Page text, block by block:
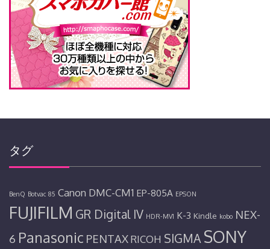
タグ
BenQ Botvac 85 Canon DMC-CM1 EP-805A EPSON
FUJIFILM GR Digital IV HDR-MV1 K-3 Kindle kobo NEX-
6 Panasonic PENTAXRICOH SIGMA SONY